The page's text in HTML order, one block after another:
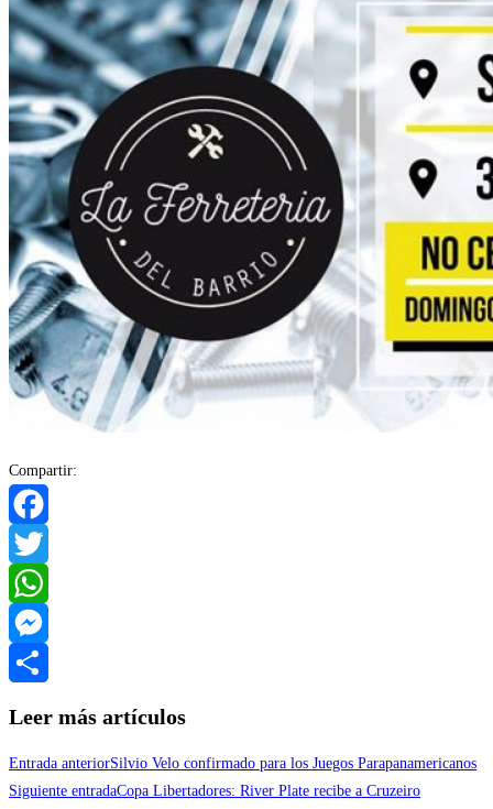
Compartir:
Facebook
Twitter
WhatsApp
Messenger
Leer más artículos
Entrada anteriorSilvio Velo confirmado para los Juegos Parapanamericanos
Siguiente entradaCopa Libertadores: River Plate recibe a Cruzeiro